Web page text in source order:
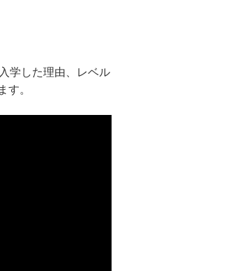
学した理由、レベル
。